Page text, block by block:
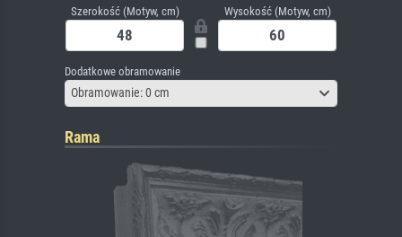
Szerokość (Motyw, cm) Wysokość (Motyw, cm)
Dodatkowe obramowanie
Obramowanie: 0 cm
Rama